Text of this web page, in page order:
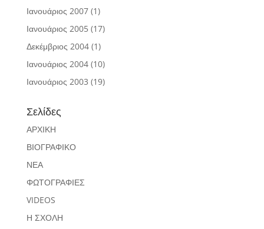
Ιανουάριος 2007(1)
Ιανουάριος 2005(17)
Δεκέμβριος 2004(1)
Ιανουάριος 2004(10)
Ιανουάριος 2003 (19)
Σελίδες
ΑΡΧΙΚΗ
ΒΙΟΓΡΑΦΙΚΟ
ΝΕΑ
ΦΩΤΟΓΡΑΦΙΕΣ
VIDEOS
Η ΣΧΟΛΗ